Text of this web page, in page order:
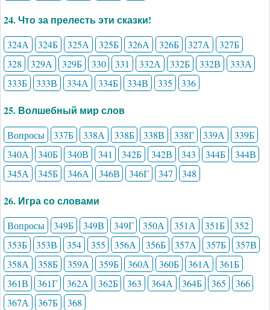
24. Что за прелесть эти сказки!
324А 324Б 325А 325Б 326А 326Б 327А
327Б
328
329А 329Б 330 331 332А 332Б 332В
333А
333Б
333В 334А 334Б 334В 335 336
25. Волшебный мир слов
Вопросы 337Б 338А 338Б 338В 338Г 339А
339Б
340А
340Б 340В 341 342Б 342В 343 344Б
344В
345А
345Б 346А 346В 346Г 347 348
26. Игра со словами
Вопросы 349Б 349В 349Г 350А 351А 351Б
352
353Б
353В 354 355 356А 356Б 357А 357Б
357В
358А
358Б 359А 359Б 360А 360Б 361А
361Б
361В
361Г 362А 362Б 363 364А 364Б 365
366
367А
367Б 368